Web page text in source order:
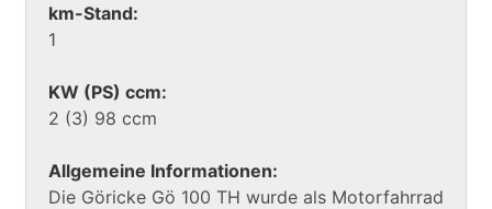
km-Stand:
1
KW (PS) ccm:
2 (3) 98 ccm
Allgemeine Informationen:
Die Göricke Gö 100 TH wurde als Motorfahrrad